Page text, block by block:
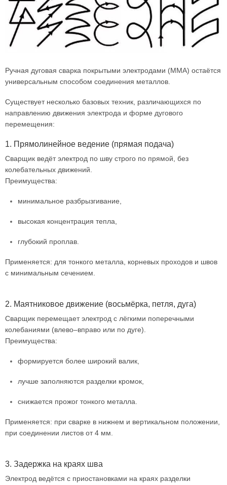
Ручная дуговая сварка покрытыми электродами (ММА) остаётся
универсальным способом соединения металлов.
Существует несколько базовых техник, различающихся по
направлению движения электрода и форме дугового
перемещения:
1. Прямолинейное ведение (прямая подача)
Сварщик ведёт электрод по шву строго по прямой, без
колебательных движений.
Преимущества:
минимальное разбрызгивание,
высокая концентрация тепла,
глубокий проплав.
Применяется: для тонкого металла, корневых проходов и швов
с минимальным сечением.
2. Маятниковое движение (восьмёрка, петля, дуга)
Сварщик перемещает электрод с лёгкими поперечными
колебаниями (влево–вправо или по дуге).
Преимущества:
формируется более широкий валик,
лучше заполняются разделки кромок,
снижается прожог тонкого металла.
Применяется: при сварке в нижнем и вертикальном положении,
при соединении листов от 4 мм.
3. Задержка на краях шва
Электрод ведётся с приостановками на краях разделки